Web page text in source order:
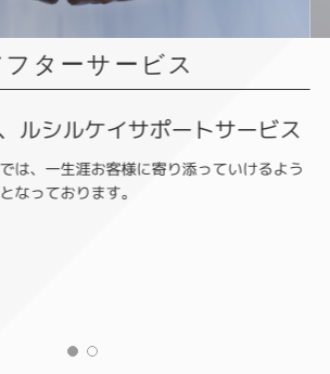
ターサービス
ルシルケイサポートサービス
は、一生涯お客様に寄り添っていけるよう
なっております。